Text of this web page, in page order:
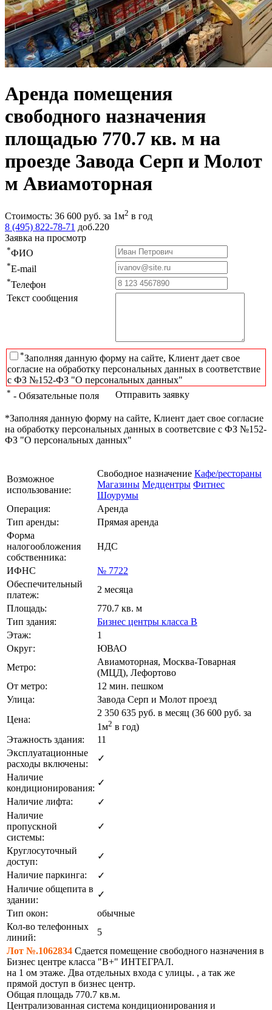
Аренда помещения
свободного назначения
площадью 770.7 кв. м на
проезде Завода Серп и Молот
м Авиамоторная
Стоимость: 36 600 руб. за 1м2 в год
8 (495) 822-78-71 доб.220
Заявка на просмотр
*ФИО
*E-mail
*Телефон
Текст сообщения
*Заполняя данную форму на сайте, Клиент дает свое
согласие на обработку персональных данных в соответствие
с ФЗ №152-ФЗ "О персональных данных"
* - Обязательные поля Отправить заявку
*Заполняя данную форму на сайте, Клиент дает свое согласие
на обработку персональных данных в соответсвие с ФЗ №152-
ФЗ "О персональных данных"
Возможное
использование:
Свободное назначение Кафе/рестораны
Магазины Медцентры Фитнес
Шоурумы
Операция:
Аренда
Тип аренды:
Прямая аренда
Форма
налогообложения
собственника:
НДС
ИФНС
№ 7722
Обеспечительный
платеж:
2 месяца
Площадь:
770.7 кв. м
Тип здания:
Бизнес центры класса B
Этаж:
1
Округ:
ЮВАО
Метро:
Авиамоторная, Москва-Товарная
(МЦД), Лефортово
От метро:
12 мин. пешком
Улица:
Завода Серп и Молот проезд
Цена:
2 350 635 руб. в месяц (36 600 руб. за
1м2 в год)
Этажность здания:
11
Эксплуатационные
расходы включены:
✓
Наличие
кондиционирования:
✓
Наличие лифта:
✓
Наличие
пропускной
системы:
✓
Круглосуточный
доступ:
✓
Наличие паркинга:
✓
Наличие общепита в
здании:
✓
Тип окон:
обычные
Кол-во телефонных
линий:
5
Лот №.1062834 Сдается помещение свободного назначения в
Бизнес центре класса "В+" ИНТЕГРАЛ.
на 1 ом этаже. Два отдельных входа с улицы. , а так же
прямой доступ в бизнес центр.
Общая площадь 770.7 кв.м.
Централизованная система кондиционирования и